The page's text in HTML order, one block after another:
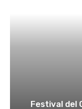
Festival del